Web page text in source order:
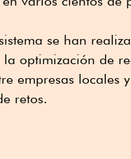
se han
la optimización de
empresas locales
retos.